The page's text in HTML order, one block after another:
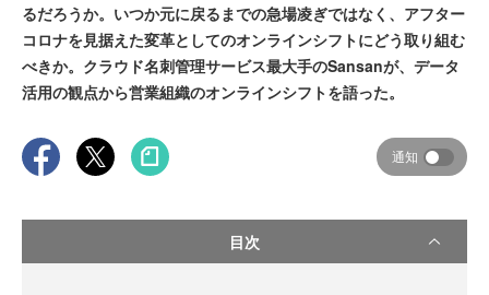
るだろうか。いつか元に戻るまでの急場凌ぎではなく、アフター
コロナを見据えた変革としてのオンラインシフトにどう取り組む
べきか。クラウド名刺管理サービス最大手のSansanが、データ
活用の観点から営業組織のオンラインシフトを語った。
通知
目次